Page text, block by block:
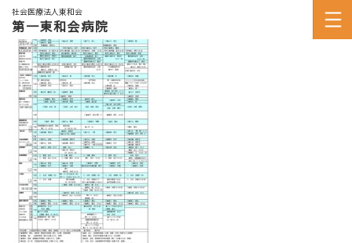
社会医療法人東和会
第一東和会病院